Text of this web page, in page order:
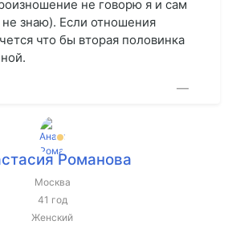
не говорю я и сам
знаю). Если отношения
что бы вторая половинка
—
Романова
Москва
41 год
Женский